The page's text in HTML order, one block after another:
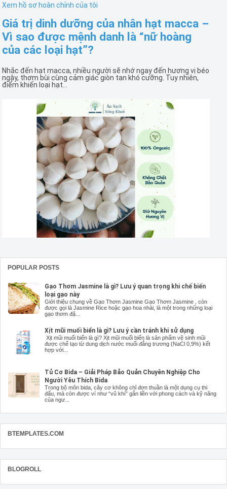
Xem hồ sơ hoàn chỉnh của tôi
Giá trị dinh dưỡng của nhân hạt macca –
Vì sao được mệnh danh là “nữ hoàng
của các loại hạt”?
Nhắc đến hạt macca, nhiều người sẽ nhớ ngay đến hương vị béo
ngậy, thơm bùi cùng cảm giác giòn tan khó cưỡng. Tuy nhiên,
điểm khiến loại hạt...
POPULAR POSTS
Gạo Thơm Jasmine là gì? Lưu ý quan trọng khi chế biến
loại gạo này
Giới thiệu chung về Gạo Thơm Jasmine Gạo Thơm Jasmine , còn
được gọi là Jasmine Rice hoặc gạo hoa nhài, là một trong những loại
gạo thơm đặ...
Xịt mũi muối biển là gì? Lưu ý cần tránh khi sử dụng
Xịt mũi muối biển là gì? Xịt mũi muối biển là sản phẩm vệ sinh mũi
được chế tạo từ dung dịch nước muối đẳng trương (NaCl 0,9%) kết
hợp với...
Tủ Cơ Bida – Giải Pháp Bảo Quản Chuyên Nghiệp Cho
Người Yêu Thích Bida
Trong bộ môn bida, cây cơ không chỉ đơn thuần là một dụng cụ thi
đấu, mà còn được ví như “vũ khí” gắn liền với phong cách và kỹ năng
của ngư...
BTEMPLATES.COM
BLOGROLL